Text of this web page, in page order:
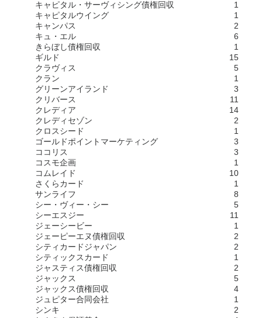
キャピタル・サーヴィシング債権回収
1
キャピタルウイング
1
キャンパス
2
キュ・エル
6
きらぼし債権回収
1
ギルド
15
クラヴィス
5
クラン
1
グリーンアイランド
3
クリバース
11
クレディア
14
クレディセゾン
2
クロスシード
1
ゴールドポイントマーケティング
3
ココリス
3
コスモ企画
1
コムレイド
10
さくらカード
1
サンライフ
8
シー・ヴィー・シー
5
シーエスジー
11
ジェーシービー
1
ジェーピーエヌ債権回収
2
シティカードジャパン
2
シティックスカード
1
ジャスティス債権回収
2
ジャックス
5
ジャックス債権回収
4
ジュピター合同会社
1
シンキ
2